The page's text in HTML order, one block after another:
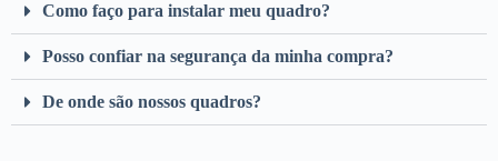
Como faço para instalar meu quadro?
Posso confiar na segurança da minha compra?
De onde são nossos quadros?